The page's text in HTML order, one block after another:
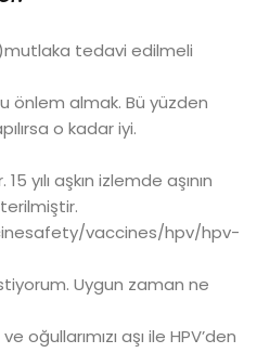
tedavi edilmeli
önlem almak. Bü yüzden
o kadar iyi.
yılı aşkın izlemde aşının
vaccines/hpv/hpv-
Uygun zaman ne
oğullarımızı aşı ile HPV’den